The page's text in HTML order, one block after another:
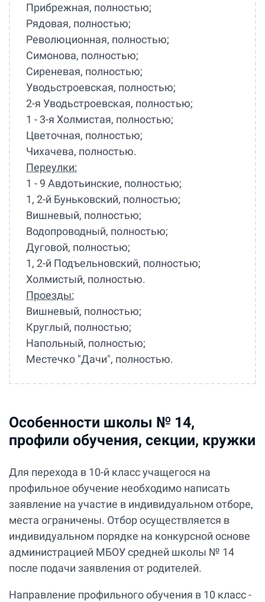
Прибрежная, полностью;
Рядовая, полностью;
Революционная, полностью;
Симонова, полностью;
Сиреневая, полностью;
Уводьстроевская, полностью;
2-я Уводьстроевская, полностью;
1 - 3-я Холмистая, полностью;
Цветочная, полностью;
Чихачева, полностью.
Переулки:
1 - 9 Авдотьинские, полностью;
1, 2-й Буньковский, полностью;
Вишневый, полностью;
Водопроводный, полностью;
Дуговой, полностью;
1, 2-й Подъельновский, полностью;
Холмистый, полностью.
Проезды:
Вишневый, полностью;
Круглый, полностью;
Напольный, полностью;
Местечко "Дачи", полностью.
Особенности школы № 14,
профили обучения, секции, кружки
Для перехода в 10-й класс учащегося на
профильное обучение необходимо написать
заявление на участие в индивидуальном отборе,
места ограничены. Отбор осуществляется в
индивидуальном порядке на конкурсной основе
администрацией МБОУ средней школы № 14
после подачи заявления от родителей.
Направление профильного обучения в 10 класс -